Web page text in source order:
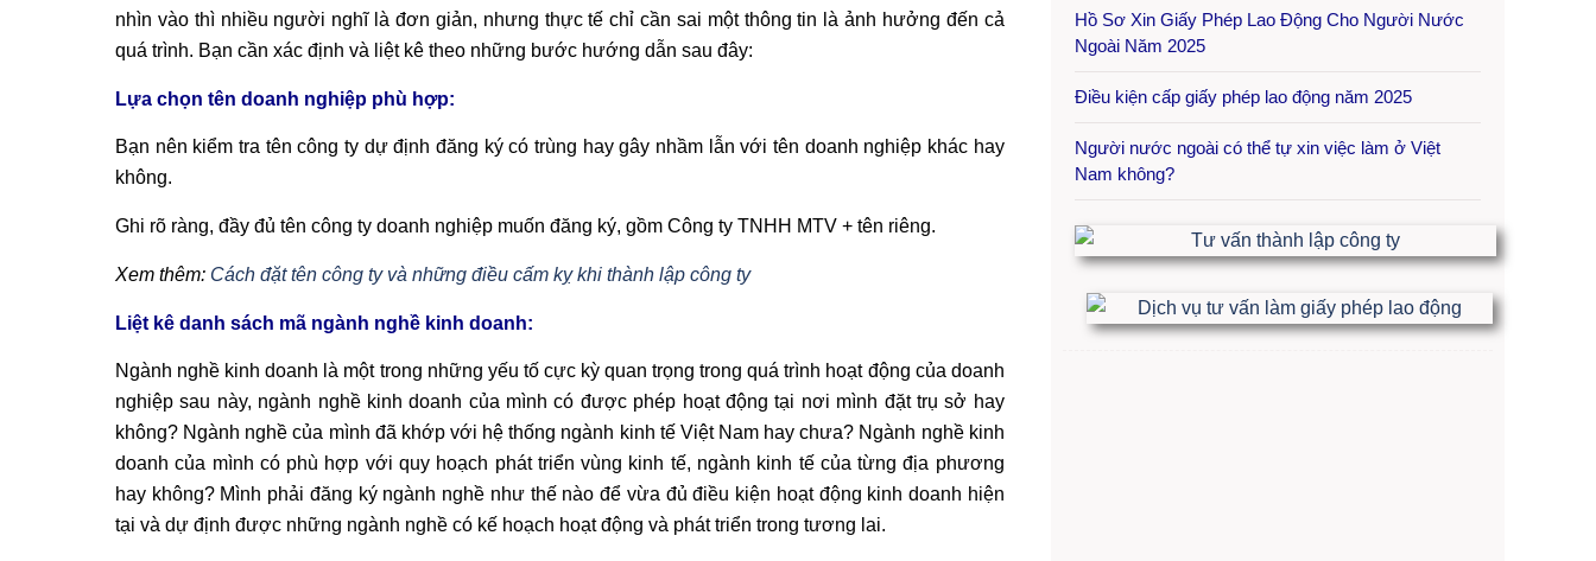
nhìn vào thì nhiều người nghĩ là đơn giản, nhưng thực tế chỉ cần sai một thông tin là ảnh hưởng đến cả
quá trình. Bạn cần xác định và liệt kê theo những bước hướng dẫn sau đây:
Lựa chọn tên doanh nghiệp phù hợp:
Bạn nên kiểm tra tên công ty dự định đăng ký có trùng hay gây nhầm lẫn với tên doanh nghiệp khác hay
không.
Ghi rõ ràng, đầy đủ tên công ty doanh nghiệp muốn đăng ký, gồm Công ty TNHH MTV + tên riêng.
Xem thêm: Cách đặt tên công ty và những điều cấm kỵ khi thành lập công ty
Liệt kê danh sách mã ngành nghề kinh doanh:
Ngành nghề kinh doanh là một trong những yếu tố cực kỳ quan trọng trong quá trình hoạt động của doanh
nghiệp sau này, ngành nghề kinh doanh của mình có được phép hoạt động tại nơi mình đặt trụ sở hay
không? Ngành nghề của mình đã khớp với hệ thống ngành kinh tế Việt Nam hay chưa? Ngành nghề kinh
doanh của mình có phù hợp với quy hoạch phát triển vùng kinh tế, ngành kinh tế của từng địa phương
hay không? Mình phải đăng ký ngành nghề như thế nào để vừa đủ điều kiện hoạt động kinh doanh hiện
tại và dự định được những ngành nghề có kế hoạch hoạt động và phát triển trong tương lai.
Hồ Sơ Xin Giấy Phép Lao Động Cho Người Nước
Ngoài Năm 2025
Điều kiện cấp giấy phép lao động năm 2025
Người nước ngoài có thể tự xin việc làm ở Việt
Nam không?